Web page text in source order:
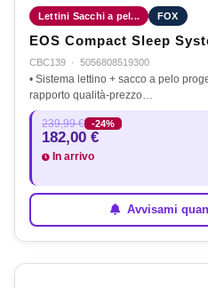
Lettini Sacchi a pel... FOX
EOS Compact Sleep
CBC139 · 5056808519300
• Sistema lettino + sacco a pelo
rapporto qualità-prezzo…
239,99 € -24%
182,00 €
In arrivo
Avvisami